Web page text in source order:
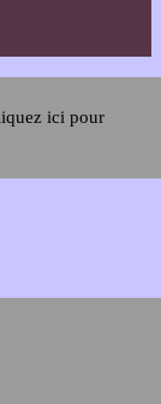
ici pour